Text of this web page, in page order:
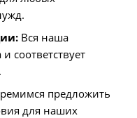
Вся наша
соответствует
предложить
для наших